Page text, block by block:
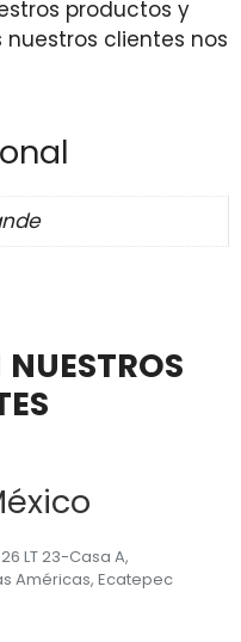
productos y
clientes nos
NUESTROS
LT 23-Casa A,
Américas, Ecatepec